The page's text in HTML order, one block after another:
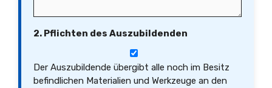
2. Pflichten des Auszubildenden
Der Auszubildende übergibt alle noch im Besitz
befindlichen Materialien und Werkzeuge an den